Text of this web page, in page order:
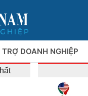
TRỢ DOANH NGHIỆP